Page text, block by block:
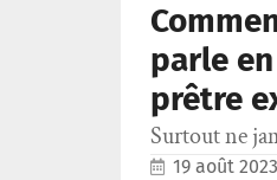
parle
prêtre
Surtout ne
19 août 2023